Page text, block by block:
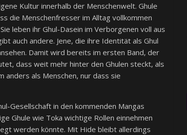
Kultur innerhalb der Menschenwelt. Ghule
die Menschenfresser im Alltag vollkommen
leben ihr Ghul-Dasein im Verborgenen voll aus
auch andere. Jene, die ihre Identität als Ghul
Damit wird bereits im ersten Band, der
dass weit mehr hinter den Ghulen steckt, als
anders als Menschen, nur dass sie
Gesellschaft in den kommenden Mangas
Ghule wie Toka wichtige Rollen einnehmen
werden könnte. Mit Hide bleibt allerdings